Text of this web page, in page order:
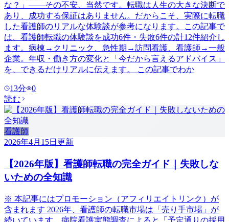
な？」——その不安、当然です。転職は人生の大きな決断で
あり、成功する保証はありません。だからこそ、実際に転職
した看護師のリアルな体験談が参考になります。この記事で
は、看護師転職の体験談を成功6件・失敗6件の計12件紹介し
ます。病棟→クリニック、急性期→訪問看護、看護師→一般
企業。年収・働き方の変化と「今だから言えるアドバイス」
を、できるだけリアルに伝えます。 この記事でわか
13分
0
読む
看護師
2026年4月15日 更新
【2026年版】看護師転職の完全ガイド｜失敗しな
いための全知識
※ 本記事にはプロモーション（アフィリエイトリンク）が
含まれます 2026年、看護師の転職市場は「売り手市場」が
続いています。病院看護実態調査によると「予定通りの採用